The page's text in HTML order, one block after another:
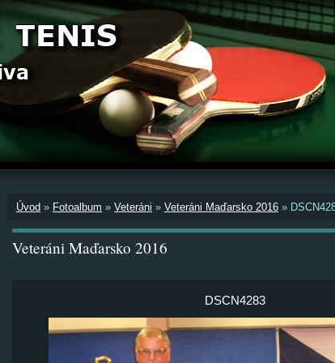
Úvod » Fotoalbum » Veteráni » Veteráni Maďarsko 2016 »
Veteráni Maďarsko 2016
DSCN4283